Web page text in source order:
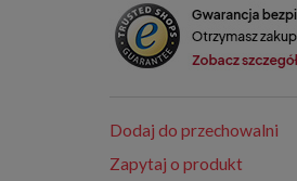
Dodaj do przechowalni
Zapytaj o produkt